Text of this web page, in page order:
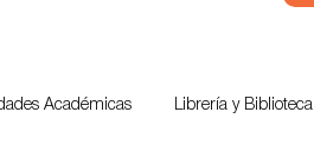
Académicas Librería y Biblioteca